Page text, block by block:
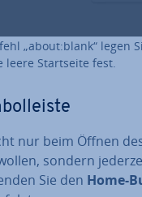
„about:blank“ legen
leere Start­sei­te fest.
nur beim Öffnen
sondern
Sie den Home-